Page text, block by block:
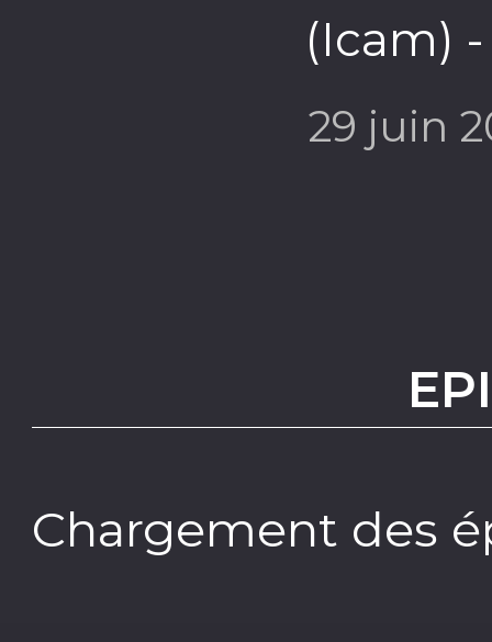
(Icam)
29 juin
Chargement des